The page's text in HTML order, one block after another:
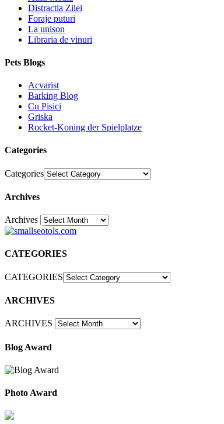
Distractia Zilei
Foraje puturi
La unison
Libraria de vinuri
Pets Blogs
Acvarist
Barking Blog
Cu Pisici
Griska
Rocket-Koning der Spielplatze
Categories
Categories
Archives
Archives30
CATEGORIES
CATEGORIES
ARCHIVES
ARCHIVES
Blog Award
Photo Award